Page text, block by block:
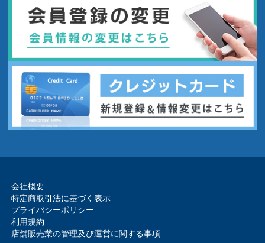
会社概要
特定商取引法に基づく表示
プライバシーポリシー
利用規約
店舗販売業の管理及び運営に関する事項